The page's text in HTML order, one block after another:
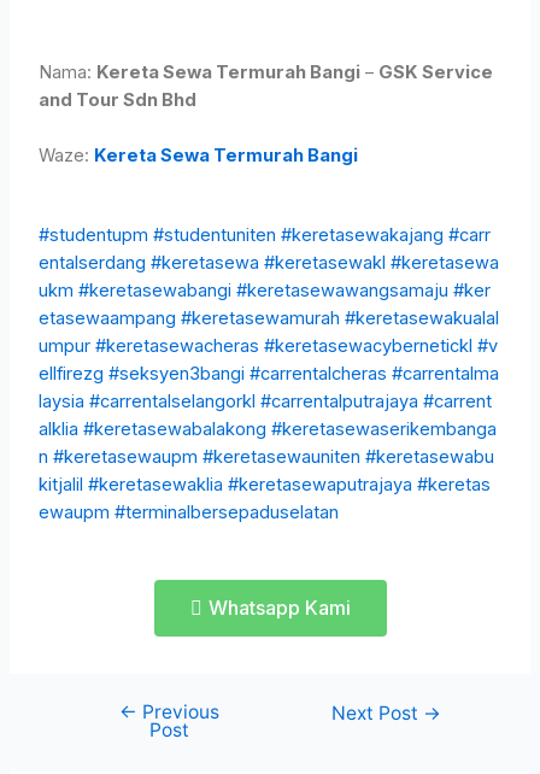
Nama: Kereta Sewa Termurah Bangi – GSK Service
and Tour Sdn Bhd
Waze: Kereta Sewa Termurah Bangi
#studentupm #studentuniten #keretasewakajang #carr
entalserdang #keretasewa #keretasewakl #keretasewa
ukm #keretasewabangi #keretasewawangsamaju #ker
etasewaampang #keretasewamurah #keretasewakualal
umpur #keretasewacheras #keretasewacybernetickl #v
ellfirezg #seksyen3bangi #carrentalcheras #carrentalma
laysia #carrentalselangorkl #carrentalputrajaya #carrent
alklia #keretasewabalakong #keretasewaserikembanga
n #keretasewaupm #keretasewauniten #keretasewabu
kitjalil #keretasewaklia #keretasewaputrajaya #keretas
ewaupm #terminalbersepaduselatan
Whatsapp Kami
← Previous
Post
Next Post →